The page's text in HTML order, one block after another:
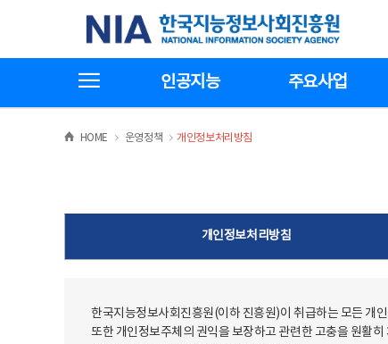
한국지능정보사회진흥원
인공지능 주요사업
HOME >운영정책 >
개인정보처리방침
개인정보처리방침
한국지능정보사회진흥원(이하 진흥원)이 취급하는 모든 개
또한 개인정보주체의 권익을 보장하고 관련한 고충을 원활